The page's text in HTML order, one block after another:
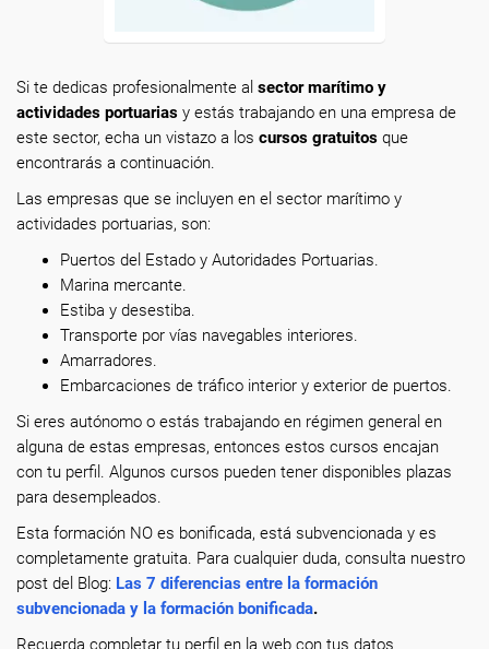
Si te dedicas profesionalmente al sector marítimo y
actividades portuarias y estás trabajando en una empresa de
este sector, echa un vistazo a los cursos gratuitos que
encontrarás a continuación.
Las empresas que se incluyen en el sector marítimo y
actividades portuarias, son:
Puertos del Estado y Autoridades Portuarias.
Marina mercante.
Estiba y desestiba.
Transporte por vías navegables interiores.
Amarradores.
Embarcaciones de tráfico interior y exterior de puertos.
Si eres autónomo o estás trabajando en régimen general en
alguna de estas empresas, entonces estos cursos encajan
con tu perfil. Algunos cursos pueden tener disponibles plazas
para desempleados.
Esta formación NO es bonificada, está subvencionada y es
completamente gratuita. Para cualquier duda, consulta nuestro
post del Blog: Las 7 diferencias entre la formación
subvencionada y la formación bonificada.
Recuerda completar tu perfil en la web con tus datos